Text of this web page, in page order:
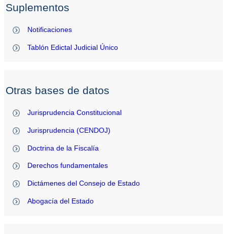
Suplementos
Notificaciones
Tablón Edictal Judicial Único
Otras bases de datos
Jurisprudencia Constitucional
Jurisprudencia (CENDOJ)
Doctrina de la Fiscalía
Derechos fundamentales
Dictámenes del Consejo de Estado
Abogacía del Estado